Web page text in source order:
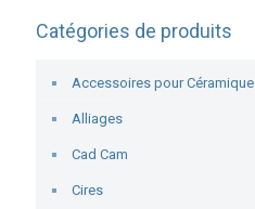
Catégories de produits
Accessoires pour Céramique
Alliages
Cad Cam
Cires